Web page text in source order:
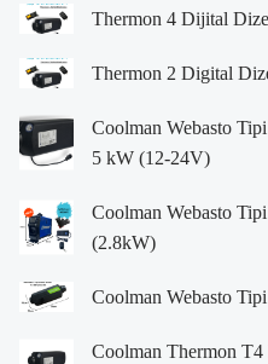
Thermon 4 Dijital
Thermon 2 Digital
Coolman Webasto
5 kW (12-24V)
Coolman Webasto
(2.8kW)
Coolman Webasto
Coolman Thermon T4